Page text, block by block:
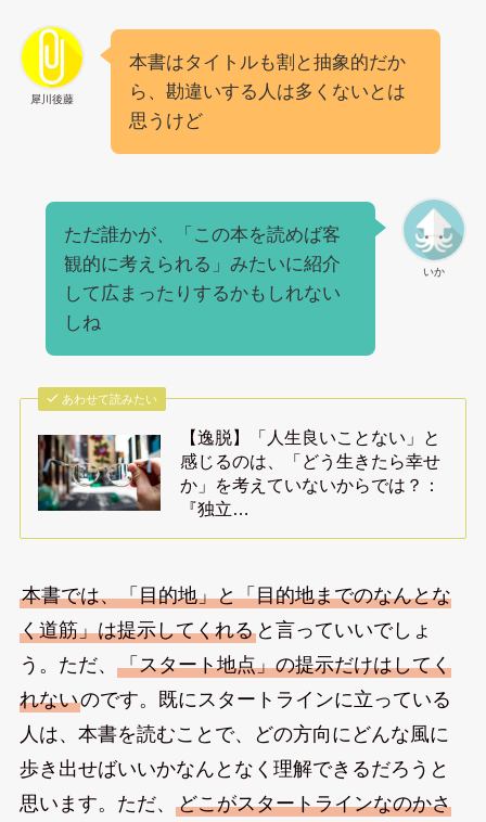
犀川後藤
本書はタイトルも割と抽象的だか
ら、勘違いする人は多くないとは
思うけど
いか
ただ誰かが、「この本を読めば客
観的に考えられる」みたいに紹介
して広まったりするかもしれない
しね
あわせて読みたい
【逸脱】「人生良いことない」と
感じるのは、「どう生きたら幸せ
か」を考えていないからでは？：
『独立…
本書では、「目的地」と「目的地までのなんとな
く道筋」は提示してくれると言っていいでしょ
う。ただ、 「スタート地点」の提示だけはしてく
れないのです。既にスタートラインに立っている
人は、本書を読むことで、どの方向にどんな風に
歩き出せばいいかなんとなく理解できるだろうと
思います。ただ、 どこがスタートラインなのかさ